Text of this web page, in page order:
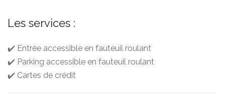
Les services :
✔️ Entrée accessible en fauteuil roulant
✔️ Parking accessible en fauteuil roulant
✔️ Cartes de crédit